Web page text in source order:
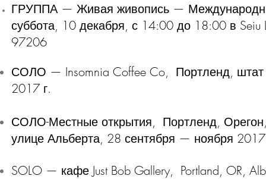
ГРУППА — Живая живопись —
суббота, 10 декабря, с 14:00 до 18:00 в Seiu
97206
СОЛО — Insomnia Coffee Co, Портленд, штат
2017 г.
СОЛО-Местные открытия, Портленд,
улице Альберта, 28 сентября — ноября
SOLO — кафе Just Bob Gallery, Portland, OR,